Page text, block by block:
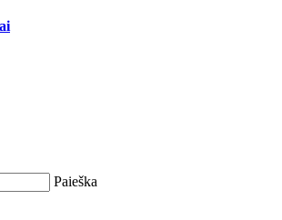
Paieška